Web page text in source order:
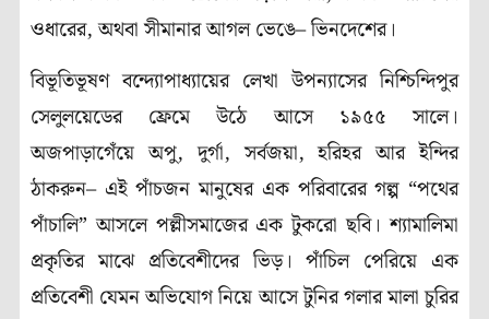
ওধারের, অথবা সীমানার আগল ভেঙে– ভিনদেশের।
বিভূতিভূষণ বন্দ্যোপাধ্যায়ের লেখা উপন্যাসের নিশ্চিন্দিপুর
সেলুলয়েডের ফ্রেমে উঠে আসে ১৯৫৫ সালে।
অজপাড়াগেঁয়ে অপু, দুর্গা, সর্বজয়া, হরিহর আর ইন্দির
ঠাকরুন– এই পাঁচজন মানুষের এক পরিবারের গল্প “পথের
পাঁচালি” আসলে পল্লীসমাজের এক টুকরো ছবি। শ্যামালিমা
প্রকৃতির মাঝে প্রতিবেশীদের ভিড়। পাঁচিল পেরিয়ে এক
প্রতিবেশী যেমন অভিযোগ নিয়ে আসে টুনির গলার মালা চুরির